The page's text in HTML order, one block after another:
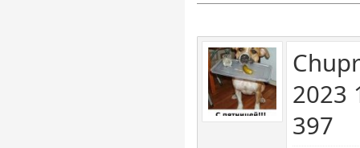
2023
397